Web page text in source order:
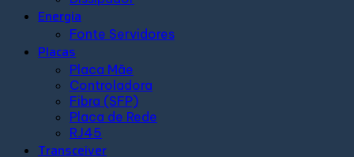
Energia
Fonte Servidores
Placas
Placa Mãe
Controladora
Fibra (SFP)
Placa de Rede
RJ45
Transceiver